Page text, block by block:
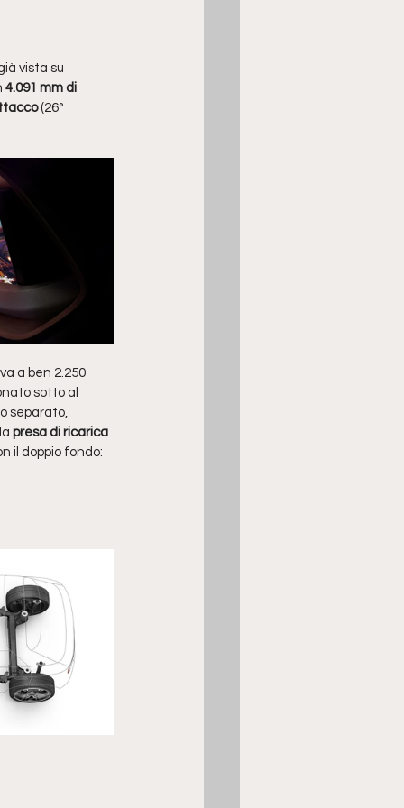
vista su
4.091 mm di
(26°
a ben 2.250
sotto al
separato,
presa di ricarica
il doppio fondo: